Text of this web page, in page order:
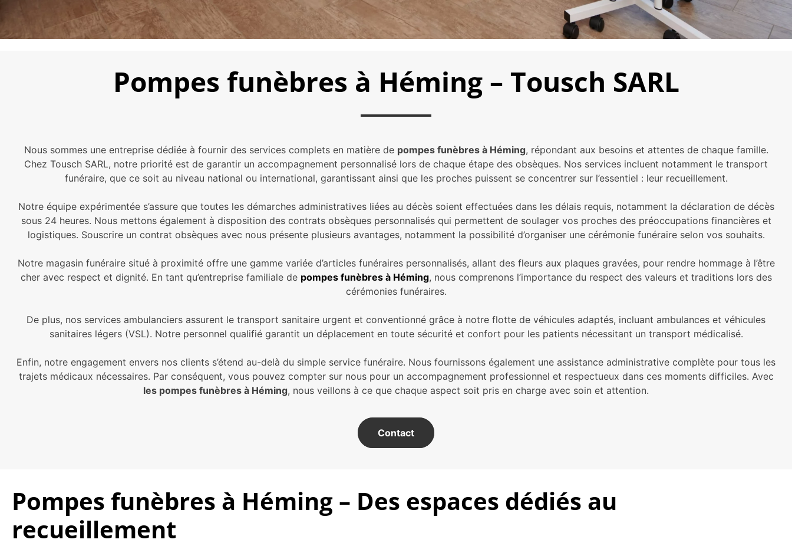
Pompes funèbres à Héming – Tousch SARL
Nous sommes une entreprise dédiée à fournir des services complets en matière de pompes funèbres à Héming, répondant aux besoins et attentes de chaque famille.
Chez Tousch SARL, notre priorité est de garantir un accompagnement personnalisé lors de chaque étape des obsèques. Nos services incluent notamment le transport
funéraire, que ce soit au niveau national ou international, garantissant ainsi que les proches puissent se concentrer sur l’essentiel : leur recueillement.
Notre équipe expérimentée s’assure que toutes les démarches administratives liées au décès soient effectuées dans les délais requis, notamment la déclaration de décès
sous 24 heures. Nous mettons également à disposition des contrats obsèques personnalisés qui permettent de soulager vos proches des préoccupations financières et
logistiques. Souscrire un contrat obsèques avec nous présente plusieurs avantages, notamment la possibilité d’organiser une cérémonie funéraire selon vos souhaits.
Notre magasin funéraire situé à proximité offre une gamme variée d’articles funéraires personnalisés, allant des fleurs aux plaques gravées, pour rendre hommage à l’être
cher avec respect et dignité. En tant qu’entreprise familiale de pompes funèbres à Héming, nous comprenons l’importance du respect des valeurs et traditions lors des
cérémonies funéraires.
De plus, nos services ambulanciers assurent le transport sanitaire urgent et conventionné grâce à notre flotte de véhicules adaptés, incluant ambulances et véhicules
sanitaires légers (VSL). Notre personnel qualifié garantit un déplacement en toute sécurité et confort pour les patients nécessitant un transport médicalisé.
Enfin, notre engagement envers nos clients s’étend au-delà du simple service funéraire. Nous fournissons également une assistance administrative complète pour tous les
trajets médicaux nécessaires. Par conséquent, vous pouvez compter sur nous pour un accompagnement professionnel et respectueux dans ces moments difficiles. Avec
les pompes funèbres à Héming, nous veillons à ce que chaque aspect soit pris en charge avec soin et attention.
Contact
Pompes funèbres à Héming – Des espaces dédiés au
recueillement